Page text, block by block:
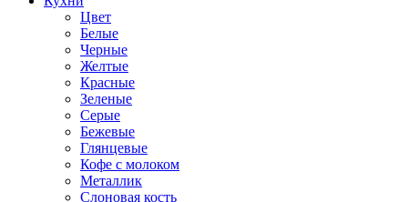
Цвет
Белые
Черные
Желтые
Красные
Зеленые
Серые
Бежевые
Глянцевые
Кофе с молоком
Металлик
Слоновая кость